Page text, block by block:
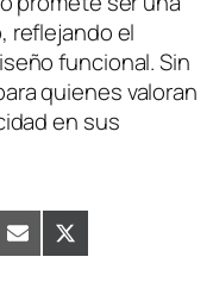
reflejando el
funcional. Sin
quienes valoran
en sus
Compartir
en
EmailCompartir
en
X
(Twitter)